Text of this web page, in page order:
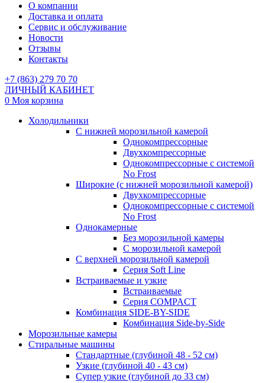
О компании
Доставка и оплата
Сервис и обслуживание
Новости
Отзывы
Контакты
+7 (863) 279 70 70
ЛИЧНЫЙ КАБИНЕТ
0 Моя корзина
Холодильники
С нижней морозильной камерой
Однокомпрессорные
Двухкомпрессорные
Однокомпрессорные с системой
No Frost
Широкие (с нижней морозильной камерой)
Двухкомпрессорные
Однокомпрессорные с системой
No Frost
Однокамерные
Без морозильной камеры
С морозильной камерой
С верхней морозильной камерой
Серия Soft Line
Встраиваемые и узкие
Встраиваемые
Серия СOMPACT
Комбинация SIDE-BY-SIDE
Комбинация Side-by-Side
Морозильные камеры
Стиральные машины
Стандартные (глубиной 48 - 52 см)
Узкие (глубиной 40 - 43 см)
Супер узкие (глубиной до 33 см)